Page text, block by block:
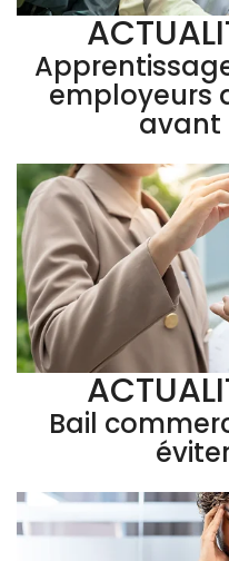
employeurs
avant
Bail